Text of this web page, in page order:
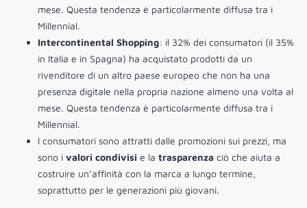
mese. Questa tendenza è particolarmente diffusa tra i
Millennial.
Intercontinental Shopping: il 32% dei consumatori (il 35%
in Italia e in Spagna) ha acquistato prodotti da un
rivenditore di un altro paese europeo che non ha una
presenza digitale nella propria nazione almeno una volta al
mese. Questa tendenza è particolarmente diffusa tra i
Millennial.
I consumatori sono attratti dalle promozioni sui prezzi, ma
sono i valori condivisi e la trasparenza ciò che aiuta a
costruire un’affinità con la marca a lungo termine,
soprattutto per le generazioni più giovani.